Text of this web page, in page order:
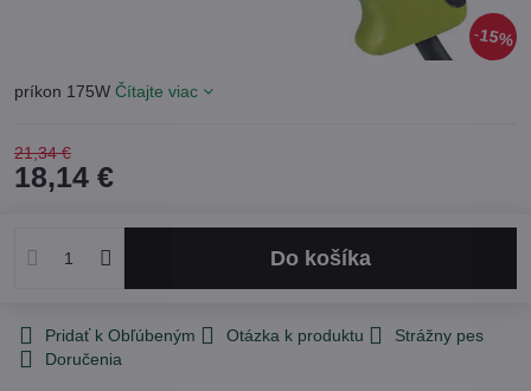
15%
príkon 175W Čítajte viac
21,34 €
18,14 €
Do košíka
Pridať k Obľúbeným Otázka k produktu
Strážny pes
Doručenia